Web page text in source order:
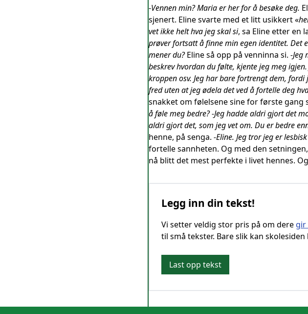
-Vennen min? Maria er her for å besøke deg.
sjenert. Eline svarte med et litt usikkert «
vet ikke helt hva jeg skal si, sa Eline etter en
prøver fortsatt å finne min egen identitet. Det
mener du?Eline så opp på venninna si. -Jeg
beskrev hvordan du følte, kjente jeg meg
kroppen osv. Jeg har bare fortrengt dem,
fred uten at jeg ødela det ved å fortelle deg
snakket om følelsene sine for første gang
å føle meg bedre? -Jeg hadde aldri gjort det
aldri gjort det, som jeg vet om. Du er bedre
henne, på senga. -Eline. Jeg tror jeg er
fortelle sannheten. Og med den
nå blitt det mest perfekte i livet hennes.
Legg inn din tekst!
Vi setter veldig stor pris på om dere gir
til små tekster. Bare slik kan skolesiden
Last opp tekst